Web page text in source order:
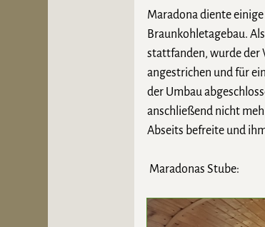
Maradona diente
Braunkohletagebau.
stattfanden, wurde der
angestrichen und für
der Umbau
anschließend nicht
Abseits befreite und
Maradonas Stube: